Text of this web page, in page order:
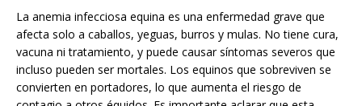
La anemia infecciosa equina es una enfermedad grave que
afecta solo a caballos, yeguas, burros y mulas. No tiene cura,
vacuna ni tratamiento, y puede causar síntomas severos que
incluso pueden ser mortales. Los equinos que sobreviven se
convierten en portadores, lo que aumenta el riesgo de